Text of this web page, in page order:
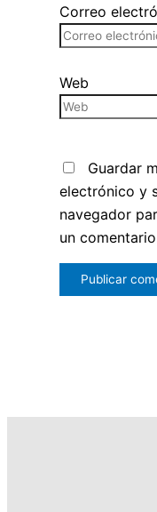
Correo
Web
Guardar
electrónico y
navegador
un